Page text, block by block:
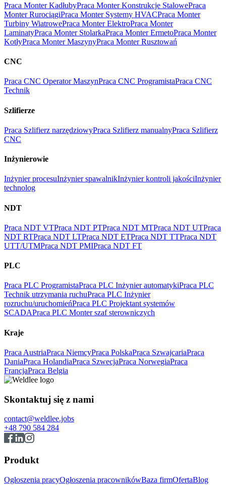
Praca Monter KadłubyPraca Monter Konstrukcje StalowePraca
Monter RurociągiPraca Monter Systemy HVACPraca Monter
Turbiny WiatrowePraca Monter ElektroPraca Monter
LaminatyPraca Monter StolarkaPraca Monter ErmetoPraca Monter
KotłyPraca Monter MaszynyPraca Monter Rusztowań
CNC
Praca CNC Operator MaszynPraca CNC ProgramistaPraca CNC
Technik
Szlifierze
Praca Szlifierz narzędziowyPraca Szlifierz manualnyPraca Szlifierz
CNC
Inżynierowie
Inżynier procesuInżynier spawalnikInżynier kontroli jakościInżynier
technolog
NDT
Praca NDT VTPraca NDT PTPraca NDT MTPraca NDT UTPraca
NDT RTPraca NDT LTPraca NDT ETPraca NDT TTPraca NDT
UTT/UTMPraca NDT PMIPraca NDT FT
PLC
Praca PLC ProgramistaPraca PLC Inżynier automatykiPraca PLC
Technik utrzymania ruchuPraca PLC Inżynier
rozruchu/uruchomieńPraca PLC Projektant systemów
SCADAPraca PLC Monter szaf sterowniczych
Kraje
Praca AustriaPraca NiemcyPraca PolskaPraca SzwajcariaPraca
DaniaPraca HolandiaPraca SzwecjaPraca NorwegiaPraca
FrancjaPraca Belgia
Skontaktuj się z nami
contact@weldlee.jobs
+48 790 584 284
Produkt
Ogłoszenia pracyOgłoszenia pracownikówBaza firmOfertaBlog